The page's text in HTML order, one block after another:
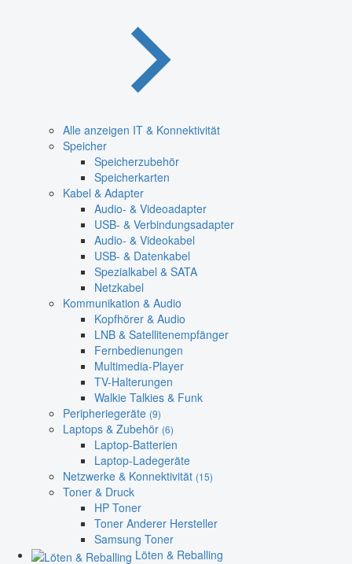
Alle anzeigen IT & Konnektivität
Speicher
Speicherzubehör
Speicherkarten
Kabel & Adapter
Audio- & Videoadapter
USB- & Verbindungsadapter
Audio- & Videokabel
USB- & Datenkabel
Spezialkabel & SATA
Netzkabel
Kommunikation & Audio
Kopfhörer & Audio
LNB & Satellitenempfänger
Fernbedienungen
Multimedia-Player
TV-Halterungen
Walkie Talkies & Funk
Peripheriegeräte (9)
Laptops & Zubehör (6)
Laptop-Batterien
Laptop-Ladegeräte
Netzwerke & Konnektivität (15)
Toner & Druck
HP Toner
Toner Anderer Hersteller
Samsung Toner
Löten & Reballing